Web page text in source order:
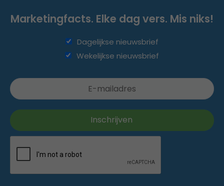
Marketingfacts. Elke dag vers. Mis niks!
Dagelijkse nieuwsbrief
Wekelijkse nieuwsbrief